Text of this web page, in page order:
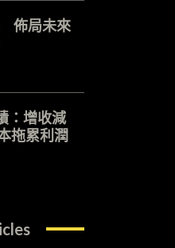
佈局未來
：增收減
拖累利潤